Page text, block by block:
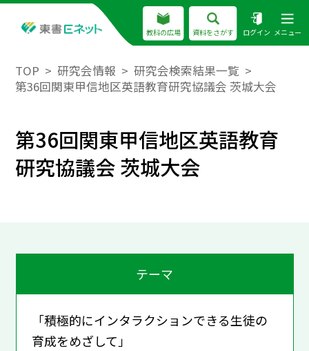
教科の広場 資料をさがす ログイン メニュー
TOP 研究会情報
研究会検索結果一覧
第36回関東甲信地区英語教育研究協議会 茨城大会
第36回関東甲信地区英語教育
研究協議会 茨城大会
テーマ
「積極的にインタラクションできる生徒の
育成をめざして」